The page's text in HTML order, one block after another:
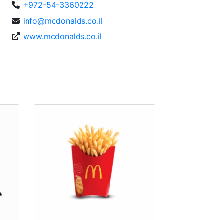
+972-54-3360222
info@mcdonalds.co.il
www.mcdonalds.co.il